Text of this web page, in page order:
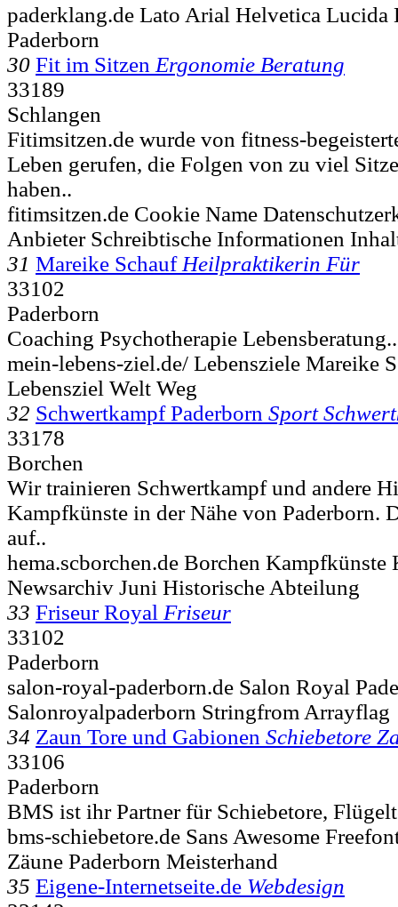
paderklang.de Lato Arial Helvetica Lucida
Paderborn
30 Fit im Sitzen Ergonomie Beratung
33189
Schlangen
Fitimsitzen.de wurde von fitness-
Leben gerufen, die Folgen von zu viel
haben..
fitimsitzen.de Cookie Name
Anbieter Schreibtische Informationen
31 Mareike Schauf Heilpraktikerin Für
33102
Paderborn
Coaching Psychotherapie Lebensberatung..
mein-lebens-ziel.de/ Lebensziele Mareike
Lebensziel Welt Weg
32 Schwertkampf Paderborn Sport
33178
Borchen
Wir trainieren Schwertkampf und andere
Kampfkünste in der Nähe von Paderborn.
auf..
hema.scborchen.de Borchen
Newsarchiv Juni Historische Abteilung
33 Friseur Royal Friseur
33102
Paderborn
salon-royal-paderborn.de Salon Royal
Salonroyalpaderborn Stringfrom Arrayflag
34 Zaun Tore und Gabionen Schiebetore
33106
Paderborn
BMS ist ihr Partner für Schiebetore,
bms-schiebetore.de Sans Awesome
Zäune Paderborn Meisterhand
35 Eigene-Internetseite.de Webdesign